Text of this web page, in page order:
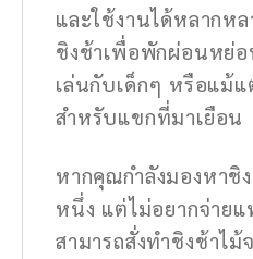
และใช้งานได้หลากห
ชิงช้าเพื่อพักผ่อนหย่
เล่นกับเด็กๆ หรือแม้
สำหรับแขกที่มาเยือน
หากคุณกำลังมองหาชิ
หนึ่ง แต่ไม่อยากจ่าย
สามารถสั่งทำชิงช้าไม้